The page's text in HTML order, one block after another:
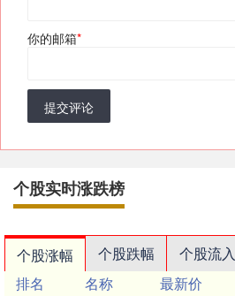
你的邮箱*
提交评论
个股实时涨跌榜
个股涨幅 个股跌幅 个股流入
排名
名称 最新价